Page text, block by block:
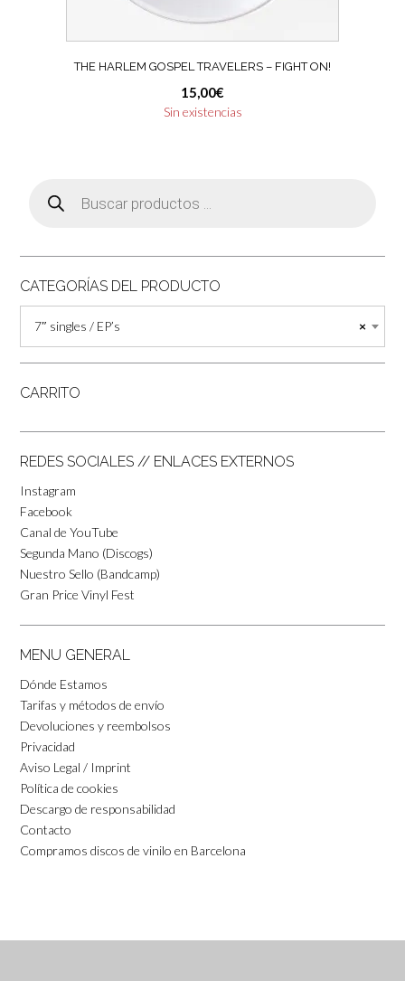
THE HARLEM GOSPEL TRAVELERS – FIGHT ON!
15,00€
Sin existencias
productos
CATEGORÍAS DEL PRODUCTO
×
7″ singles / EP’s
CARRITO
REDES SOCIALES // ENLACES EXTERNOS
Instagram
Facebook
Canal de YouTube
Segunda Mano (Discogs)
Nuestro Sello (Bandcamp)
Gran Price Vinyl Fest
MENU GENERAL
Dónde Estamos
Tarifas y métodos de envío
Devoluciones y reembolsos
Privacidad
Aviso Legal / Imprint
Política de cookies
Descargo de responsabilidad
Contacto
Compramos discos de vinilo en Barcelona